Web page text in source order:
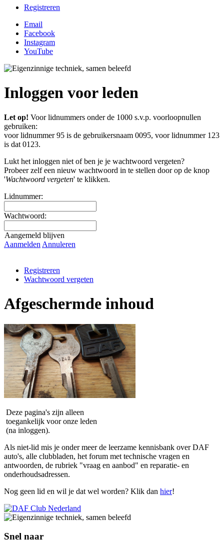
Registreren
Email
Facebook
Instagram
YouTube
Inloggen voor leden
Let op! Voor lidnummers onder de 1000 s.v.p. voorloopnullen
gebruiken:
voor lidnummer 95 is de gebruikersnaam 0095, voor lidnummer 123
is dat 0123.
Lukt het inloggen niet of ben je je wachtwoord vergeten?
Probeer zelf een nieuw wachtwoord in te stellen door op de knop
'Wachtwoord vergeten' te klikken.
Lidnummer:
Wachtwoord:
Aangemeld blijven
Aanmelden Annuleren
Registreren
Wachtwoord vergeten
Afgeschermde inhoud
Deze pagina's zijn alleen
toegankelijk voor onze leden
(na inloggen).
Als niet-lid mis je onder meer de leerzame kennisbank over DAF
auto's, alle clubbladen, het forum met technische vragen en
antwoorden, de rubriek "vraag en aanbod" en reparatie- en
onderhoudsadressen.
Nog geen lid en wil je dat wel worden? Klik dan hier!
Snel naar